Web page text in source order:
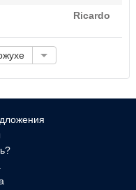
Ricardo